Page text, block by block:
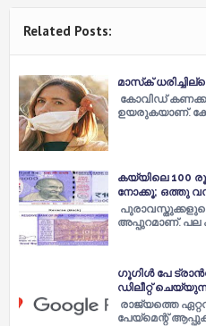
Related Posts:
മാസ്‌ക്
കോവിഡ്
ഉയരുകയാണ്.
കയ്യിലെ 100
നോക്കൂ; ഒത്തു
അപ്പുറമാണ്. പല
ഗൂഗിള്‍ പേ
ഡിലീറ്റ്
രാജ്യത്തെ
പേയ്മെന്റ്